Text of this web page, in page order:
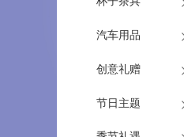
汽车用品
创意礼赠
节日主题